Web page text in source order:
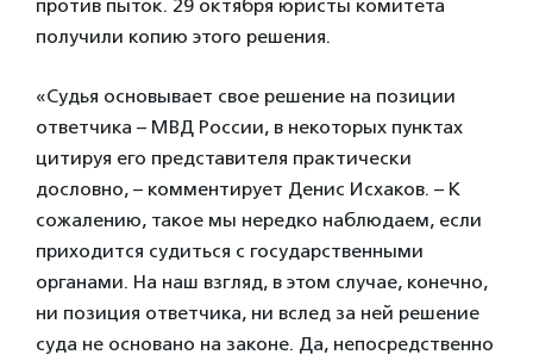
против пыток. 29 октября юристы комитета
получили копию этого решения.
«Судья основывает свое решение на позиции
ответчика – МВД России, в некоторых пунктах
цитируя его представителя практически
дословно, – комментирует Денис Исхаков. – К
сожалению, такое мы нередко наблюдаем, если
приходится судиться с государственными
органами. На наш взгляд, в этом случае, конечно,
ни позиция ответчика, ни вслед за ней решение
суда не основано на законе. Да, непосредственно